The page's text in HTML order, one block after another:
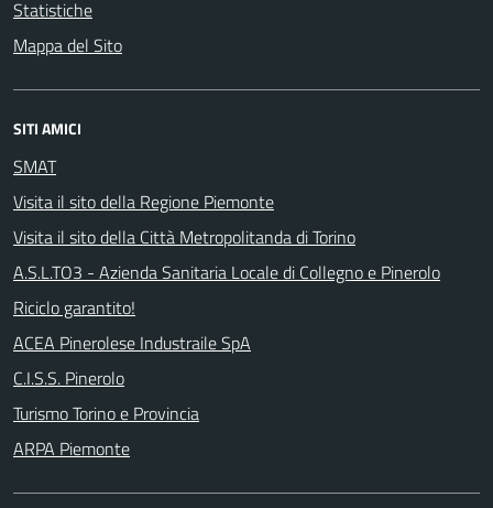
Statistiche
Mappa del Sito
SITI AMICI
SMAT
Visita il sito della Regione Piemonte
Visita il sito della Città Metropolitanda di Torino
A.S.L.TO3 - Azienda Sanitaria Locale di Collegno e Pinerolo
Riciclo garantito!
ACEA Pinerolese Industraile SpA
C.I.S.S. Pinerolo
Turismo Torino e Provincia
ARPA Piemonte